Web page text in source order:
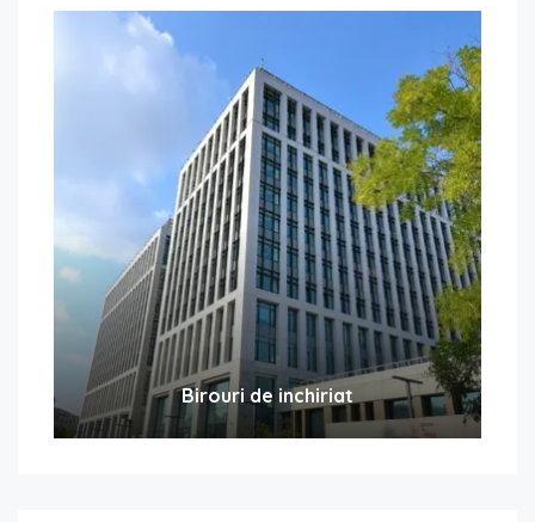
Birouri de inchiriat